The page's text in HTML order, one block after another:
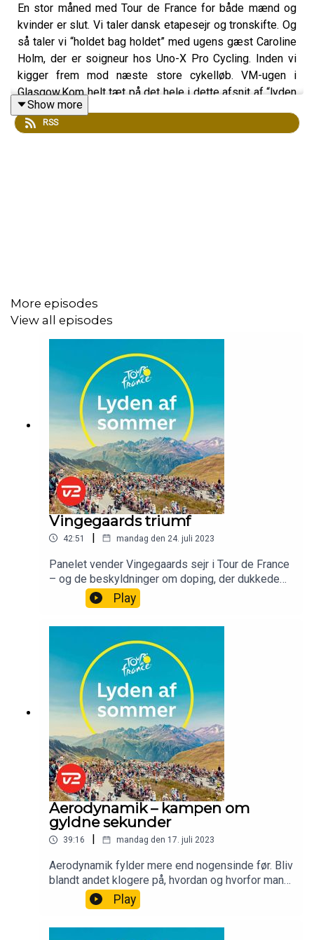
En stor måned med Tour de France for både mænd og
kvinder er slut. Vi taler dansk etapesejr og tronskifte. Og
så taler vi “holdet bag holdet” med ugens gæst Caroline
Holm, der er soigneur hos Uno-X Pro Cycling. Inden vi
kigger frem mod næste store cykelløb. VM-ugen i
Glasgow.Kom helt tæt på det hele i dette afsnit af “lyden
af sommer”
Show more
RSS
More episodes
View all episodes
Vingegaards triumf
42:51 | mandag den 24. juli 2023
Panelet vender Vingegaards sejr i Tour de France
– og de beskyldninger om doping, der dukkede
op undervejs.Play
Aerodynamik – kampen om
gyldne sekunder
39:16 | mandag den 17. juli 2023
Aerodynamik fylder mere end nogensinde før. Bliv
blandt andet klogere på, hvordan og hvorfor man
kan vinde 20 sekunder på en enkeltstart ved at
have den optimale dragt.
Play